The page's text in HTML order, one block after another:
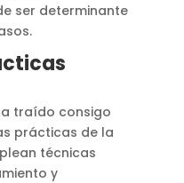
ser determinante
​.
traído consigo
prácticas de la
técnicas
y